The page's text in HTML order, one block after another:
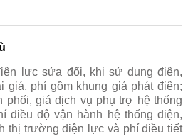
lực sửa đổi, khi sử dụng điện,
giá, phí gồm khung giá phát điện;
phối, giá dịch vụ phụ trợ hệ thống
điều độ vận hành hệ thống điện,
thị trường điện lực và phí điều tiết